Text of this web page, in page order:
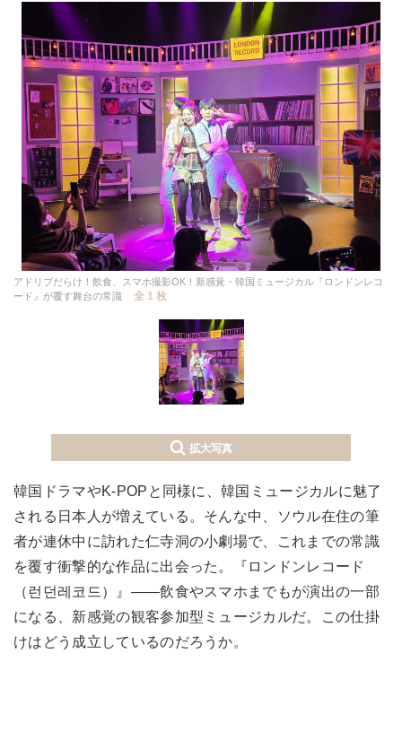
アドリブだらけ！飲食、スマホ撮影OK！新感覚・韓国ミュージカル『ロンドンレコ
ード』が覆す舞台の常識
全 1 枚
拡大写真
韓国ドラマやK-POPと同様に、韓国ミュージカルに魅了
される日本人が増えている。そんな中、ソウル在住の筆
者が連休中に訪れた仁寺洞の小劇場で、これまでの常識
を覆す衝撃的な作品に出会った。『ロンドンレコード
（런던레코드）』――飲食やスマホまでもが演出の一部
になる、新感覚の観客参加型ミュージカルだ。この仕掛
けはどう成立しているのだろうか。